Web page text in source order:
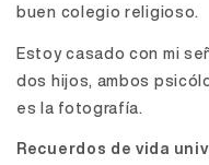
buen colegio religioso.
Estoy casado con mi
dos hijos, ambos
es la fotografía.
Recuerdos de vida